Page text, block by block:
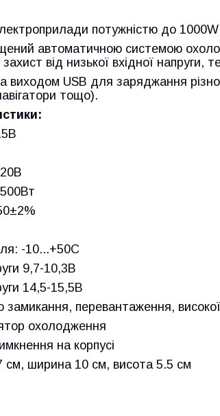
потужністю до 1000W
автоматичною системою
від низької вхідної напруги,
USB для заряджання
тощо).
-10...+50С
9,7-10,3В
14,5-15,5В
замикання, перевантаження,
охолодження
на корпусі
см, ширина 10 см, висота 5.5 см